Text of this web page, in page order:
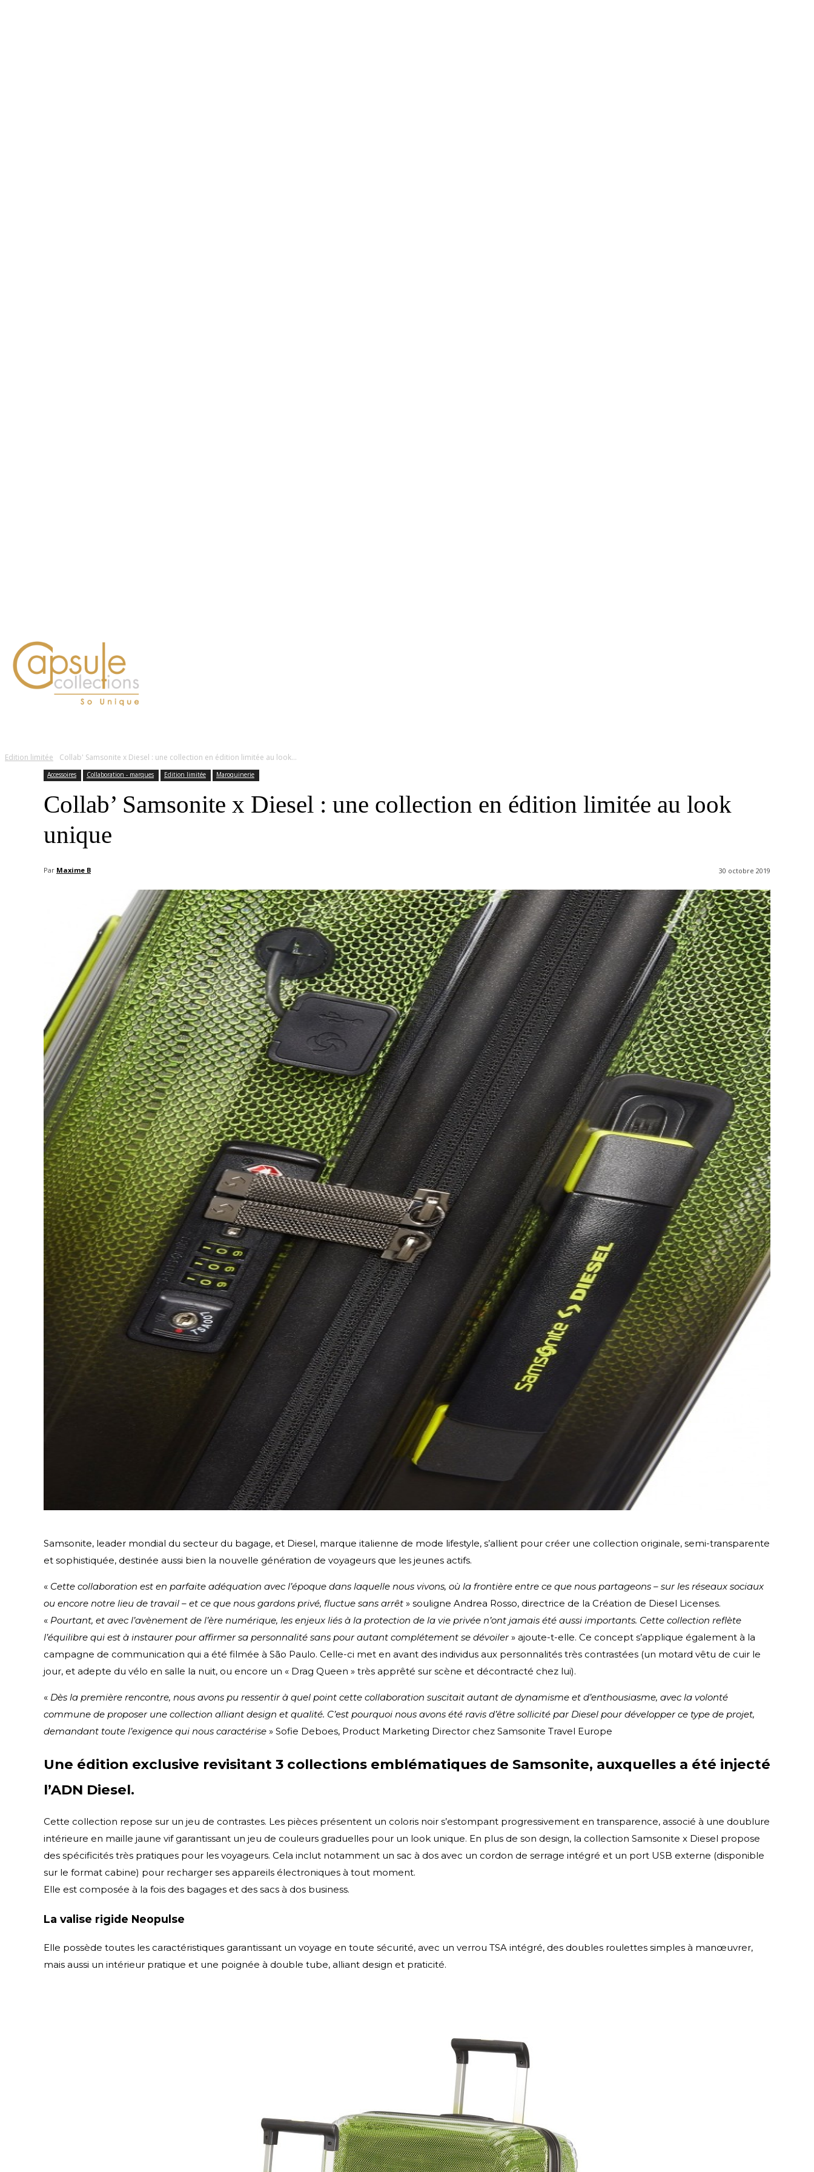
Edition limitée Collab' Samsonite x Diesel : une collection en édition limitée au look...
Accessoires Collaboration - marques Edition limitée Maroquinerie
Collab’ Samsonite x Diesel : une collection en édition limitée au look
unique
Par Maxime B 30 octobre 2019
Samsonite, leader mondial du secteur du bagage, et Diesel, marque italienne de mode lifestyle, s’allient pour créer une collection originale, semi-transparente
et sophistiquée, destinée aussi bien la nouvelle génération de voyageurs que les jeunes actifs.
« Cette collaboration est en parfaite adéquation avec l’époque dans laquelle nous vivons, où la frontière entre ce que nous partageons – sur les réseaux sociaux
ou encore notre lieu de travail – et ce que nous gardons privé, fluctue sans arrêt » souligne Andrea Rosso, directrice de la Création de Diesel Licenses.
« Pourtant, et avec l’avènement de l’ère numérique, les enjeux liés à la protection de la vie privée n’ont jamais été aussi importants. Cette collection reflète
l’équilibre qui est à instaurer pour affirmer sa personnalité sans pour autant complétement se dévoiler» ajoute-t-elle. Ce concept s’applique également à la
campagne de communication qui a été filmée à São Paulo. Celle-ci met en avant des individus aux personnalités très contrastées (un motard vêtu de cuir le
jour, et adepte du vélo en salle la nuit, ou encore un « Drag Queen » très apprêté sur scène et décontracté chez lui).
« Dès la première rencontre, nous avons pu ressentir à quel point cette collaboration suscitait autant de dynamisme et d’enthousiasme, avec la volonté
commune de proposer une collection alliant design et qualité. C’est pourquoi nous avons été ravis d’être sollicité par Diesel pour développer ce type de projet,
demandant toute l’exigence qui nous caractérise » Sofie Deboes, Product Marketing Director chez Samsonite Travel Europe
Une édition exclusive revisitant 3 collections emblématiques de Samsonite, auxquelles a été injecté
l’ADN Diesel.
Cette collection repose sur un jeu de contrastes. Les pièces présentent un coloris noir s’estompant progressivement en transparence, associé à une doublure
intérieure en maille jaune vif garantissant un jeu de couleurs graduelles pour un look unique. En plus de son design, la collection Samsonite x Diesel propose
des spécificités très pratiques pour les voyageurs. Cela inclut notamment un sac à dos avec un cordon de serrage intégré et un port USB externe (disponible
sur le format cabine) pour recharger ses appareils électroniques à tout moment.
Elle est composée à la fois des bagages et des sacs à dos business.
La valise rigide Neopulse
Elle possède toutes les caractéristiques garantissant un voyage en toute sécurité, avec un verrou TSA intégré, des doubles roulettes simples à manœuvrer,
mais aussi un intérieur pratique et une poignée à double tube, alliant design et praticité.